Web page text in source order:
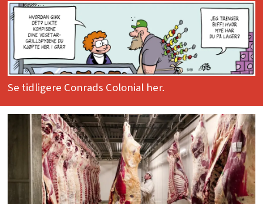
Se tidligere Conrads Colonial her.